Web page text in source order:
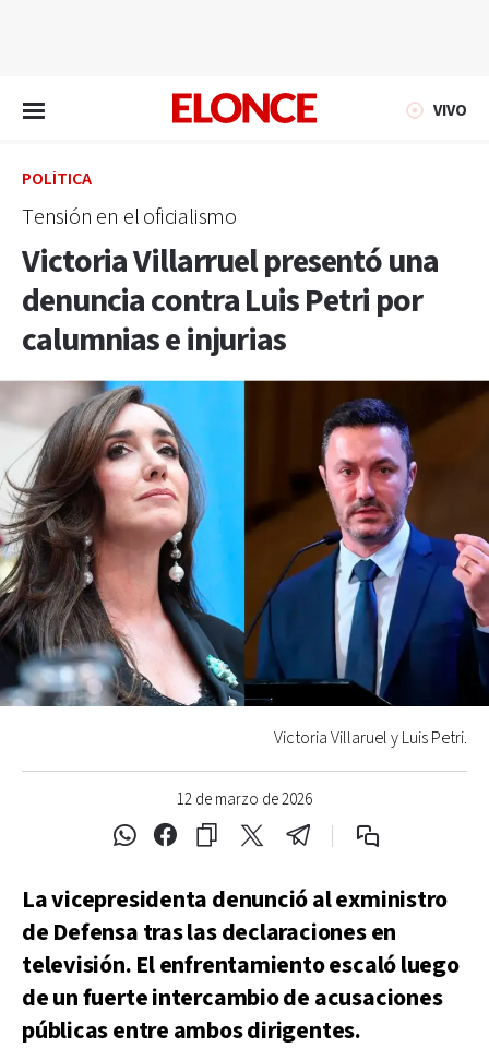
VIVO
POLÍTICA
Tensión en el oficialismo
Victoria Villarruel presentó una
denuncia contra Luis Petri por
calumnias e injurias
12 de marzo de 2026
Victoria Villaruel y Luis Petri.
La vicepresidenta denunció al exministro
de Defensa tras las declaraciones en
televisión. El enfrentamiento escaló luego
de un fuerte intercambio de acusaciones
públicas entre ambos dirigentes.